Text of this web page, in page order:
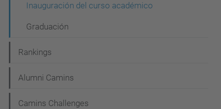
Inauguración del curso académico
Graduación
Rankings
Alumni Camins
Camins Challenges